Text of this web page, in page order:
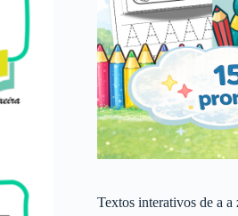
Textos interativos de a